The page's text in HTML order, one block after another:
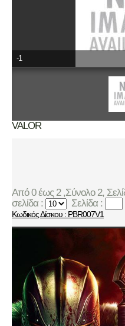
-1
VALOR
Από 0 έως 2 ,Σύνολο 2,
σελίδα :
Σελίδα :
Κωδικός Δίσκου : PBR007V1